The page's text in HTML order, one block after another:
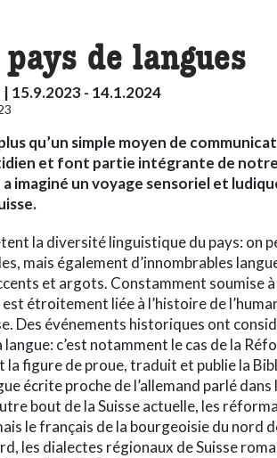
de langues
15.9.2023 - 14.1.2024
qu’un simple moyen de
et font partie intégrante de
imaginé un voyage sensoriel et
la diversité linguistique du pays: on
mais également d’innombrables
et argots. Constamment soumise à
étroitement liée à l’histoire de
Des événements historiques ont
c’est notamment le cas de la
la figure de proue, traduit et publie la
écrite proche de l’allemand parlé
bout de la Suisse actuelle, les
le français de la bourgeoisie du nord
les dialectes régionaux de Suisse